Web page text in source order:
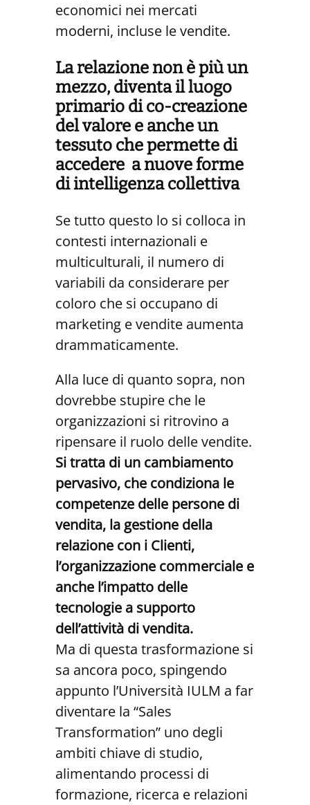
economici nei mercati
moderni, incluse le vendite.
La relazione non è più un
mezzo, diventa il luogo
primario di co-creazione
del valore e anche un
tessuto che permette di
accedere a nuove forme
di intelligenza collettiva
Se tutto questo lo si colloca in
contesti internazionali e
multiculturali, il numero di
variabili da considerare per
coloro che si occupano di
marketing e vendite aumenta
drammaticamente.
Alla luce di quanto sopra, non
dovrebbe stupire che le
organizzazioni si ritrovino a
ripensare il ruolo delle vendite.
Si tratta di un cambiamento
pervasivo, che condiziona le
competenze delle persone di
vendita, la gestione della
relazione con i Clienti,
l’organizzazione commerciale e
anche l’impatto delle
tecnologie a supporto
dell’attività di vendita.
Ma di questa trasformazione si
sa ancora poco, spingendo
appunto l’Università IULM a far
diventare la “Sales
Transformation” uno degli
ambiti chiave di studio,
alimentando processi di
formazione, ricerca e relazioni